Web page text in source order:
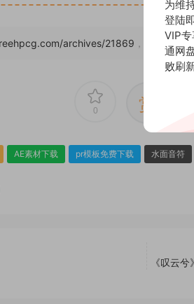
archives/21869 ，转载请注
0 赏
AE素材下载 pr模板免费下载 水面音符
《叹云
为维
登陆
VIP
通网
败刷